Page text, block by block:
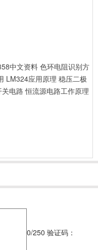
中文资料 色环电阻识别方
LM324应用原理 稳压二极
电路 恒流源电路工作原理
0/250 验证码：